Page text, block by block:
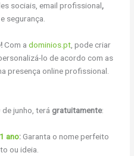
sociais, email profissional,
segurança.
Com adominios.pt , pode criar
lo de acordo com as
presença online profissional.
junho, terá gratuitamente:
ano:Garanta o nome perfeito
ou ideia.